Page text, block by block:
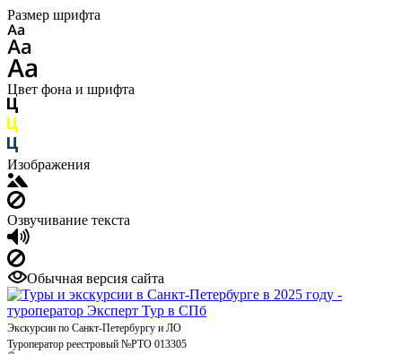
Размер шрифта
Цвет фона и шрифта
Изображения
Озвучивание текста
Обычная версия сайта
Экскурсии по Санкт-Петербургу и ЛО
Туроператор реестровый №РТО 013305